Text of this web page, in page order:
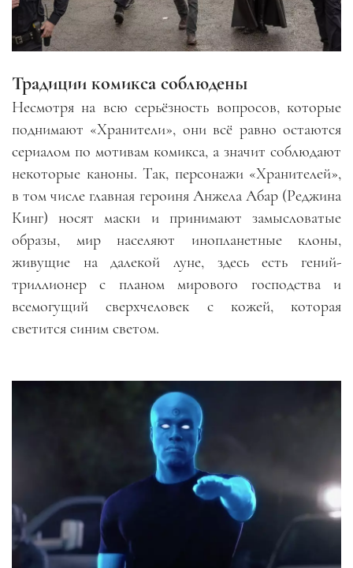
Традиции комикса соблюдены
Несмотря на всю серьёзность вопросов, которые
поднимают «Хранители», они всё равно остаются
сериалом по мотивам комикса, а значит соблюдают
некоторые каноны. Так, персонажи «Хранителей»,
в том числе главная героиня Анжела Абар (Реджина
Кинг) носят маски и принимают замысловатые
образы, мир населяют инопланетные клоны,
живущие на далекой луне, здесь есть гений-
триллионер с планом мирового господства и
всемогущий сверхчеловек с кожей, которая
светится синим светом.